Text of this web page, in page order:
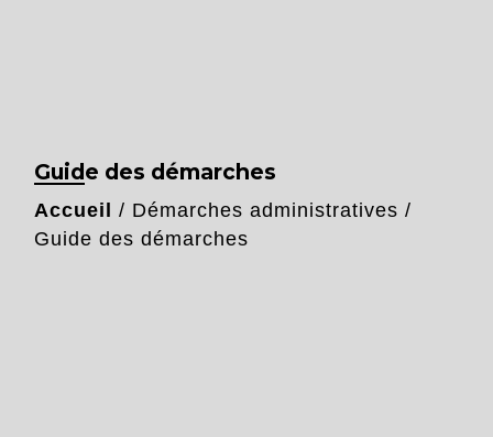
Guide des démarches
Accueil / Démarches administratives /
Guide des démarches